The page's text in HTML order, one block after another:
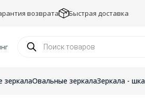
возврата Быстрая доставка
товаров
зеркалаОвальные зеркалаЗеркала -